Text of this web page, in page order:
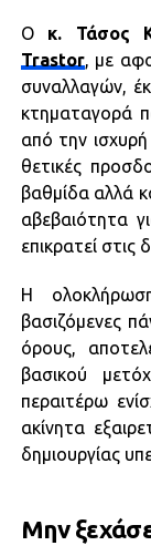
O κ. Τάσος
Trastor, με
συναλλαγών,
κτηματαγορά
από την ισχυρή
θετικές
βαθμίδα αλλά
αβεβαιότητα
επικρατεί στις
Η
βασιζόμενες
όρους,
βασικού
περαιτέρω
ακίνητα
δημιουργίας
Μην